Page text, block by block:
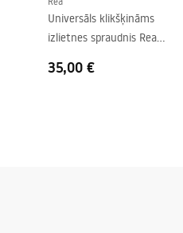
Pārplūdes caurums
Universāls klikšķināms
izlietnes spraudnis Rea
35,00 €